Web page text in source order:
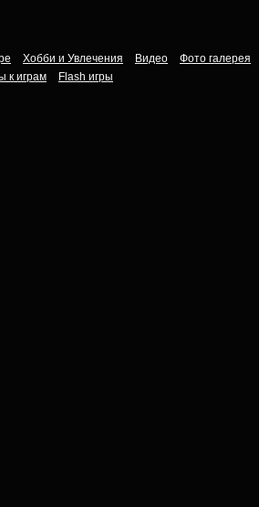
Хобби и Увлечения Видео
Фото галерея
к играм Flash игры